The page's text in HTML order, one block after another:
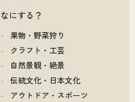
なにする？
果物・野菜狩り
クラフト・工芸
自然景観・絶景
伝統文化・日本文化
アウトドア・スポーツ